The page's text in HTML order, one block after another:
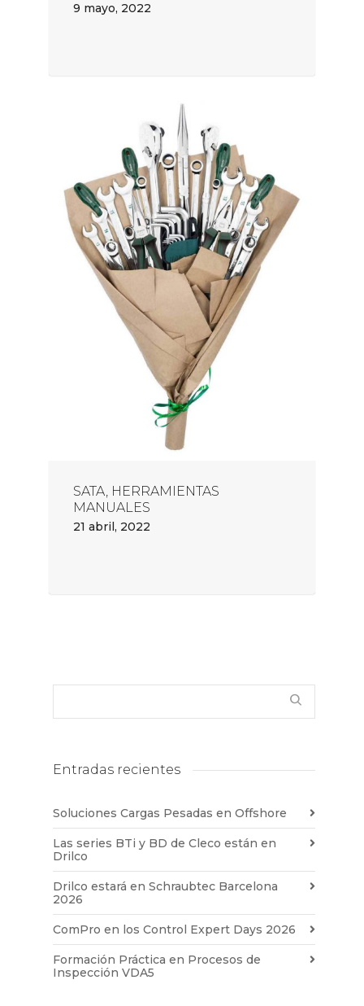
9 mayo, 2022
SATA, HERRAMIENTAS
MANUALES
21 abril, 2022
Entradas recientes
Soluciones Cargas Pesadas en Offshore
Las series BTi y BD de Cleco están en
Drilco
Drilco estará en Schraubtec Barcelona
2026
ComPro en los Control Expert Days 2026
Formación Práctica en Procesos de
Inspección VDA5